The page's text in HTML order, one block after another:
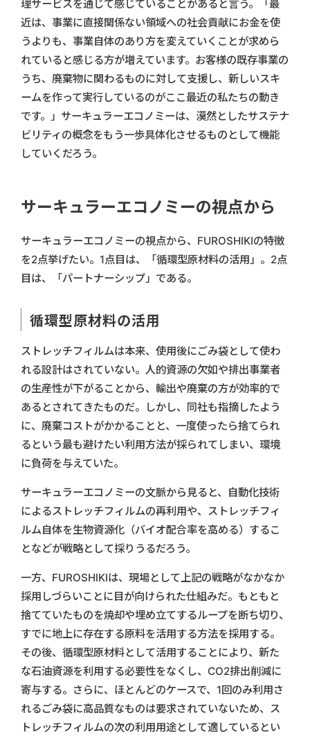
理サービスを通じて感じていることがあると言う。「最
近は、事業に直接関係ない領域への社会貢献にお金を使
うよりも、事業自体のあり方を変えていくことが求めら
れていると感じる方が増えています。お客様の既存事業の
うち、廃棄物に関わるものに対して支援し、新しいスキ
ームを作って実行しているのがここ最近の私たちの動き
です。」サーキュラーエコノミーは、漠然としたサステナ
ビリティの概念をもう一歩具体化させるものとして機能
していくだろう。
サーキュラーエコノミーの視点から
サーキュラーエコノミーの視点から、FUROSHIKIの特徴
を2点挙げたい。1点目は、「循環型原材料の活用」。2点
目は、「パートナーシップ」である。
循環型原材料の活用
ストレッチフィルムは本来、使用後にごみ袋として使わ
れる設計はされていない。人的資源の欠如や排出事業者
の生産性が下がることから、輸出や廃棄の方が効率的で
あるとされてきたものだ。しかし、同社も指摘したよう
に、廃棄コストがかかることと、一度使ったら捨てられ
るという最も避けたい利用方法が採られてしまい、環境
に負荷を与えていた。
サーキュラーエコノミーの文脈から見ると、自動化技術
によるストレッチフィルムの再利用や、ストレッチフィ
ルム自体を生物資源化（バイオ配合率を高める）するこ
となどが戦略として採りうるだろう。
一方、FUROSHIKIは、現場として上記の戦略がなかなか
採用しづらいことに目が向けられた仕組みだ。もともと
捨てていたものを焼却や埋め立てするループを断ち切り、
すでに地上に存在する原料を活用する方法を採用する。
その後、循環型原材料として活用することにより、新た
な石油資源を利用する必要性をなくし、CO2排出削減に
寄与する。さらに、ほとんどのケースで、1回のみ利用さ
れるごみ袋に高品質なものは要求されていないため、ス
トレッチフィルムの次の利用用途として適しているとい